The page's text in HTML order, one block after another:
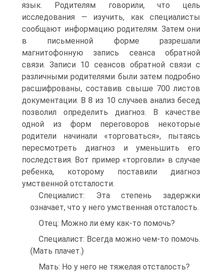
язык. Родителям говорили, что цель
исследования — изучить, как специалисты
сообщают информацию родителям. Затем они
в письменной форме разрешали
магнитофонную запись сеанса обратной
связи. Записи 10 сеансов обратной связи с
различными родителями были затем подробно
расшифрованы, составив свыше 700 листов
документации. В 8 из 10 случаев анализ бесед
позволил определить диагноз. В качестве
одной из форм переговоров некоторые
родители начинали «торговаться», пытаясь
пересмотреть диагноз и уменьшить его
последствия. Вот пример «торговли» в случае
ребенка, которому поставили диагноз
умственной отсталости.
Специалист: Эта степень задержки
означает, что у него умственная отсталость.
Отец: Можно ли ему как-то помочь?
Специалист: Всегда можно чем-то помочь.
(Мать плачет.)
Мать: Но у него не тяжелая отсталость?